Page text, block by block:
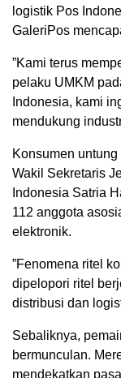
logistik Pos
GaleriPos
”Kami terus
pelaku UMKM
Indonesia, kami
mendukung
Konsumen untung
Wakil Sekretaris
Indonesia Satria
112 anggota
elektronik.
”Fenomena ritel
dipelopori ritel
distribusi dan
Sebaliknya,
bermunculan.
mendekatkan